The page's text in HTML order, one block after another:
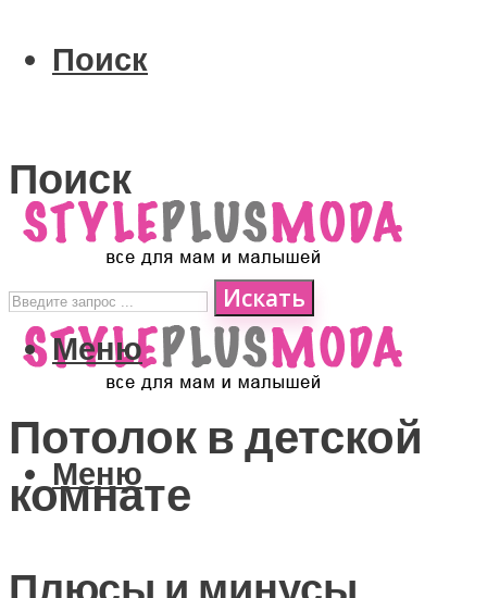
Поиск
Поиск
Искать
Меню
Меню
Потолок в детской
комнате